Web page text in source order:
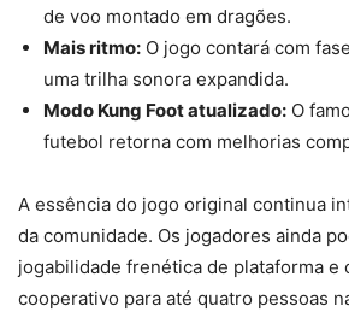
de voo montado em dragões.
Mais ritmo: O jogo contará com
uma trilha sonora expandida.
Modo Kung Foot atualizado: O
futebol retorna com melhorias
A essência do jogo original continua
da comunidade. Os jogadores ainda
jogabilidade frenética de plataforma e
cooperativo para até quatro pessoas